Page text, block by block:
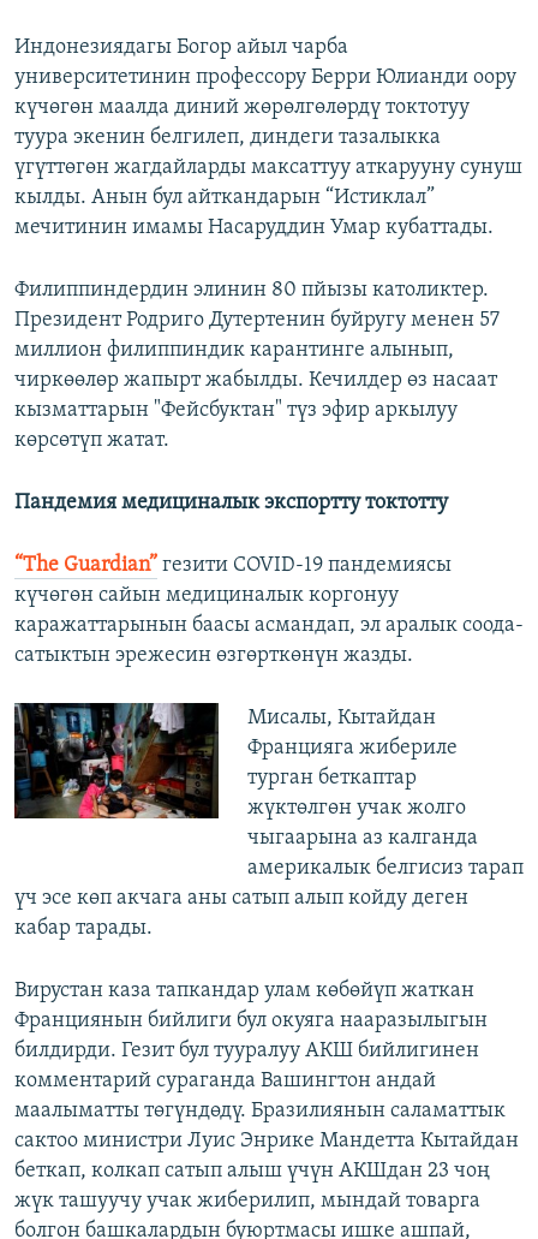
Индонезиядагы Богор айыл чарба
университетинин профессору Берри Юлианди оору
күчөгөн маалда диний жөрөлгөлөрдү токтотуу
туура экенин белгилеп, диндеги тазалыкка
үгүттөгөн жагдайларды максаттуу аткарууну сунуш
кылды. Анын бул айткандарын “Истиклал”
мечитинин имамы Насаруддин Умар кубаттады.
Филиппиндердин элинин 80 пйызы католиктер.
Президент Родриго Дутертенин буйругу менен 57
миллион филиппиндик карантинге алынып,
чиркөөлөр жапырт жабылды. Кечилдер өз насаат
кызматтарын "Фейсбуктан" түз эфир аркылуу
көрсөтүп жатат.
Пандемия медициналык экспортту токтотту
“The Guardian” гезити COVID-19 пандемиясы
күчөгөн сайын медициналык коргонуу
каражаттарынын баасы асмандап, эл аралык соода-
сатыктын эрежесин өзгөрткөнүн жазды.
Мисалы, Кытайдан
Францияга жибериле
турган беткаптар
жүктөлгөн учак жолго
чыгаарына аз калганда
америкалык белгисиз тарап
үч эсе көп акчага аны сатып алып койду деген
кабар тарады.
Вирустан каза тапкандар улам көбөйүп жаткан
Франциянын бийлиги бул окуяга нааразылыгын
билдирди. Гезит бул тууралуу АКШ бийлигинен
комментарий сураганда Вашингтон андай
маалыматты төгүндөдү. Бразилиянын саламаттык
сактоо министри Луис Энрике Мандетта Кытайдан
беткап, колкап сатып алыш үчүн АКШдан 23 чоң
жүк ташуучу учак жиберилип, мындай товарга
болгон башкалардын буюртмасы ишке ашпай,